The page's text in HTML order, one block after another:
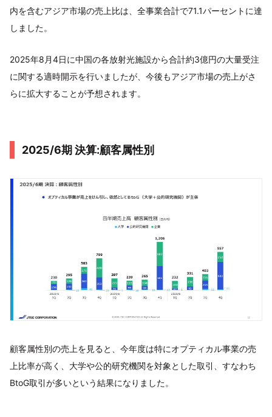
内を含むアジア市場の売上比は、全事業合計で71.1パーセントに達
しました。
2025年8月4日に中国の各放射光施設から合計約3億円の大量受注
に関する適時開示を行いましたが、今後もアジア市場の売上がさ
らに拡大することが予想されます。
2025/6期 決算:顧客属性別
顧客属性別の売上を見ると、今年度は特にオプティカル事業の売
上比率が高く、大学や公的研究機関を対象とした取引、すなわち
BtoG取引が多いという結果になりました。